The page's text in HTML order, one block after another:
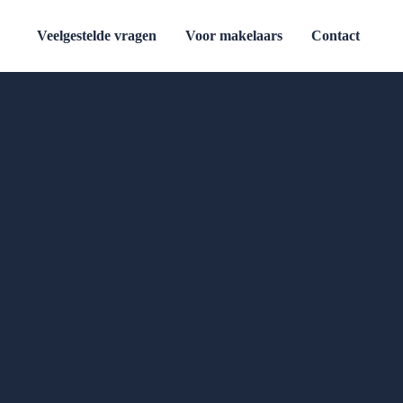
Veelgestelde vragen Voor makelaars Contact